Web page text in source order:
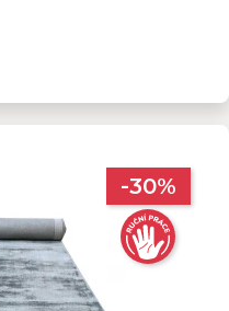
-30%